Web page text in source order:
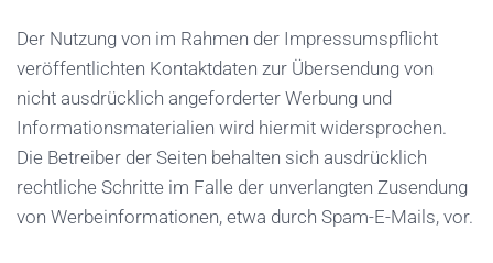
Der Nutzung von im Rahmen der Impressumspflicht
veröffentlichten Kontaktdaten zur Übersendung von
nicht ausdrücklich angeforderter Werbung und
Informationsmaterialien wird hiermit widersprochen.
Die Betreiber der Seiten behalten sich ausdrücklich
rechtliche Schritte im Falle der unverlangten Zusendung
von Werbeinformationen, etwa durch Spam-E-Mails, vor.